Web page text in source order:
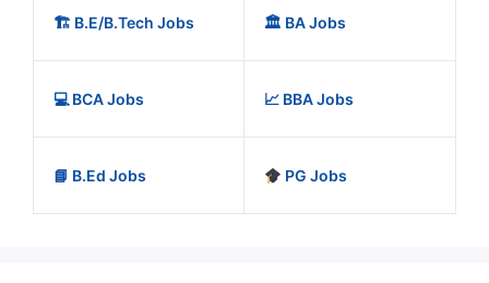
🏗️ B.E/B.Tech Jobs 🏛️ BA Jobs
💻 BCA Jobs 📈 BBA Jobs
📘 B.Ed Jobs PG Jobs